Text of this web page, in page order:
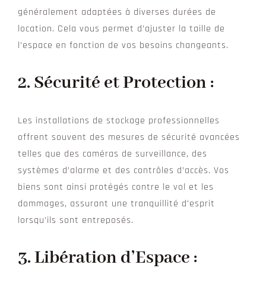
généralement adaptées à diverses durées de
location. Cela vous permet d’ajuster la taille de
l’espace en fonction de vos besoins changeants.
2. Sécurité et Protection :
Les installations de stockage professionnelles
offrent souvent des mesures de sécurité avancées
telles que des caméras de surveillance, des
systèmes d’alarme et des contrôles d’accès. Vos
biens sont ainsi protégés contre le vol et les
dommages, assurant une tranquillité d’esprit
lorsqu’ils sont entreposés.
3. Libération d’Espace :